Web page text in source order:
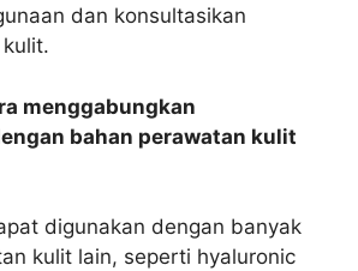
dan konsultasikan
menggabungkan
bahan perawatan kulit
digunakan dengan banyak
kulit lain, seperti hyaluronic